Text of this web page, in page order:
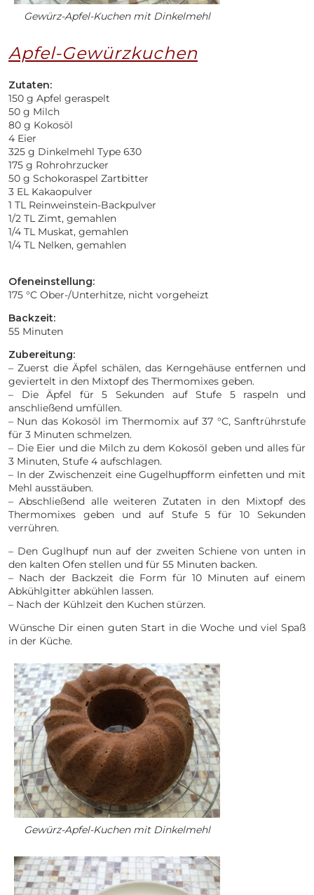
Gewürz-Apfel-Kuchen mit Dinkelmehl
Apfel-Gewürzkuchen
Zutaten:
150 g Apfel geraspelt
50 g Milch
80 g Kokosöl
4 Eier
325 g Dinkelmehl Type 630
175 g Rohrohrzucker
50 g Schokoraspel Zartbitter
3 EL Kakaopulver
1 TL Reinweinstein-Backpulver
1/2 TL Zimt, gemahlen
1/4 TL Muskat, gemahlen
1/4 TL Nelken, gemahlen
Ofeneinstellung:
175 °C Ober-/Unterhitze, nicht vorgeheizt
Backzeit:
55 Minuten
Zubereitung:
– Zuerst die Äpfel schälen, das Kerngehäuse entfernen und
geviertelt in den Mixtopf des Thermomixes geben.
– Die Äpfel für 5 Sekunden auf Stufe 5 raspeln und
anschließend umfüllen.
– Nun das Kokosöl im Thermomix auf 37 °C, Sanftrührstufe
für 3 Minuten schmelzen.
– Die Eier und die Milch zu dem Kokosöl geben und alles für
3 Minuten, Stufe 4 aufschlagen.
– In der Zwischenzeit eine Gugelhupfform einfetten und mit
Mehl ausstäuben.
– Abschließend alle weiteren Zutaten in den Mixtopf des
Thermomixes geben und auf Stufe 5 für 10 Sekunden
verrühren.
– Den Guglhupf nun auf der zweiten Schiene von unten in
den kalten Ofen stellen und für 55 Minuten backen.
– Nach der Backzeit die Form für 10 Minuten auf einem
Abkühlgitter abkühlen lassen.
– Nach der Kühlzeit den Kuchen stürzen.
Wünsche Dir einen guten Start in die Woche und viel Spaß
in der Küche.
Gewürz-Apfel-Kuchen mit Dinkelmehl